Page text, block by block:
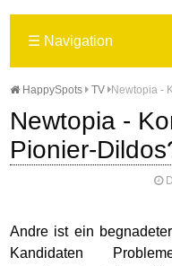
☰ Navigation
HappySpots TV Newtopia -
Newtopia -
Pionier-
Andre ist ein
Kandidaten